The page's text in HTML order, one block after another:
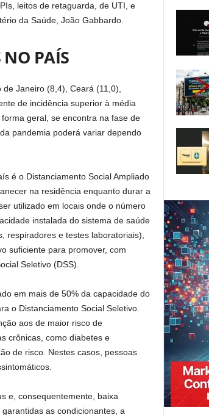
leitos de retaguarda, de UTI, e
da Saúde, João Gabbardo.
PAÍS
Janeiro (8,4), Ceará (11,0),
de incidência superior à média
geral, se encontra na fase de
pandemia poderá variar dependo
é o Distanciamento Social Ampliado
na residência enquanto durar a
utilizado em locais onde o número
instalada do sistema de saúde
respiradores e testes laboratoriais),
suﬁciente para promover, com
Seletivo (DSS).
em mais de 50% da capacidade do
o Distanciamento Social Seletivo.
aos de maior risco de
crônicas, como diabetes e
de risco. Nestes casos, pessoas
e, consequentemente, baixa
as condicionantes, a